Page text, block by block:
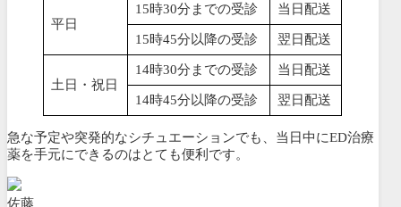
平日
15時30分までの受診 当日配送
15時45分以降の受診 翌日配送
土日・祝日
14時30分までの受診 当日配送
14時45分以降の受診 翌日配送
急な予定や突発的なシチュエーションでも、当日中にED治療
薬を手元にできるのはとても便利です。
佐藤